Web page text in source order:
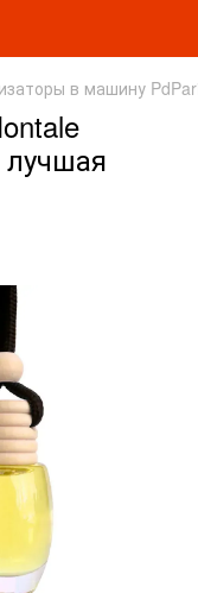
в машину
лучшая